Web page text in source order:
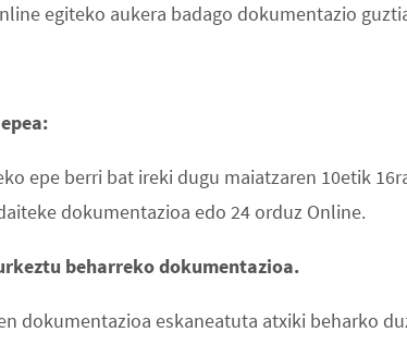
egiteko aukera badago dokumentazio
epe berri bat ireki dugu maiatzaren 10etik
dokumentazioa edo 24 orduz Online.
beharreko dokumentazioa.
dokumentazioa eskaneatuta atxiki beharko